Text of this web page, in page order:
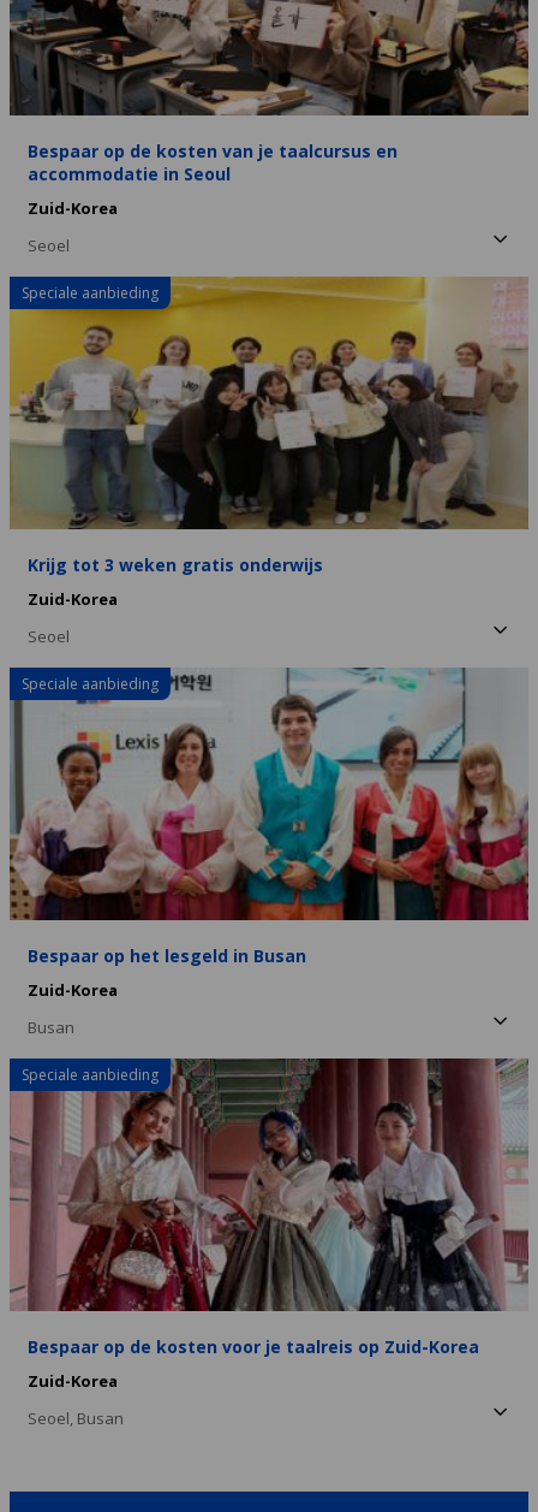
Bespaar op de kosten van je taalcursus en
accommodatie in Seoul
Zuid-Korea
Seoel
Speciale aanbieding
Krijg tot 3 weken gratis onderwijs
Zuid-Korea
Seoel
Speciale aanbieding
Bespaar op het lesgeld in Busan
Zuid-Korea
Busan
Speciale aanbieding
Bespaar op de kosten voor je taalreis op Zuid-Korea
Zuid-Korea
Seoel, Busan